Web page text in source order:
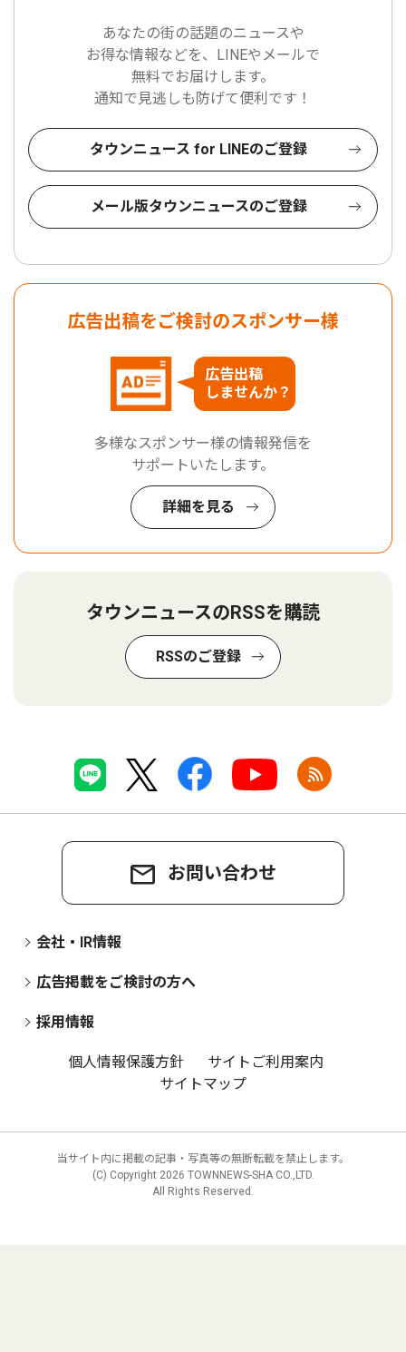
あなたの街の話題のニュースや
お得な情報などを、LINEやメールで
無料でお届けします。
通知で見逃しも防げて便利です！
タウンニュース for LINEのご登録
メール版タウンニュースのご登録
広告出稿をご検討のスポンサー様
広告出稿
しませんか？
多様なスポンサー様の情報発信を
サポートいたします。
詳細を見る
タウンニュースのRSSを購読
RSSのご登録
お問い合わせ
会社・IR情報
広告掲載をご検討の方へ
採用情報
個人情報保護方針
サイトご利用案内
サイトマップ
当サイト内に掲載の記事・写真等の無断転載を禁止します。
(C) Copyright 2026 TOWNNEWS-SHA CO.,LTD.
All Rights Reserved.